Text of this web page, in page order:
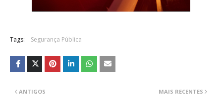
Tags: Segurança Pública
MAIS RECENTES
ANTIGOS